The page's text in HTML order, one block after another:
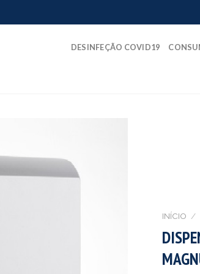
DESINFEÇÃO COVID19
INÍCIO /